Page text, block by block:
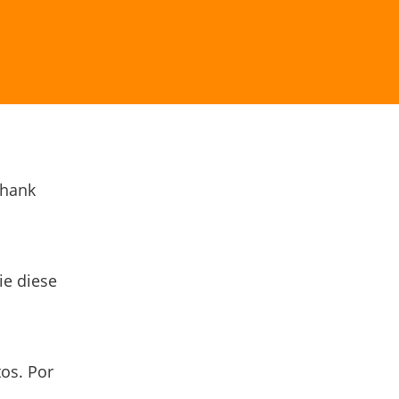
diese
Por